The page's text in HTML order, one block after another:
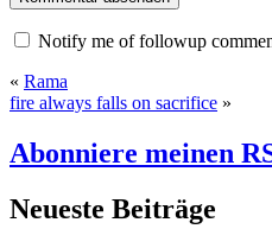
Notify me of followup
« Rama
fire always falls on sacrifice »
Abonniere meinen
Neueste Beiträge